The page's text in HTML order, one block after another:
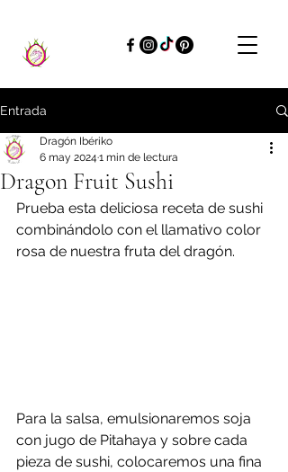
Entrada
Dragon Fruit Sushi
Dragón Ibériko
6 may 2024 1 min de lectura
Prueba esta deliciosa receta de sushi
combinándolo con el llamativo color
rosa de nuestra fruta del dragón.
Para la salsa, emulsionaremos soja
con jugo de Pitahaya y sobre cada
pieza de sushi, colocaremos una fina